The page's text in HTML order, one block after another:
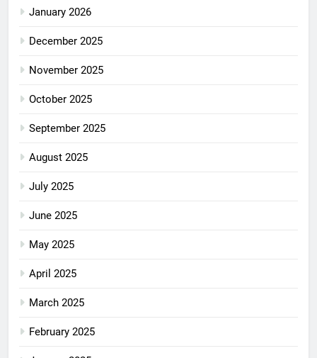
January 2026
December 2025
November 2025
October 2025
September 2025
August 2025
July 2025
June 2025
May 2025
April 2025
March 2025
February 2025